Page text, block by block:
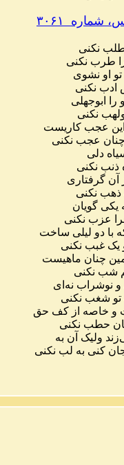
، شماره ۳۰۶۱
نکنی
طرب نکنی
تو او نشوی
ادب نکنی
را
ابوجهلی
نکنی
این عجب کاریست
چنان عجب نکنی
دلی
ذنب نکنی
آن گرفتاری
ذهب نکنی
یکی گویان
عزب نکنی
با دو لیلی ساخت
یک غبب نکنی
چنان ماهیست
شب نکنی
و نوشراب نه ای
تو شغب نکنی
و خاصه از کف حق
حطب نکنی
زند ولیک آن به
کنی به لب نکنی